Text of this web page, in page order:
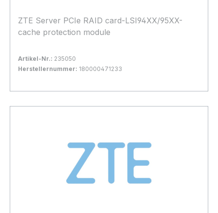
ZTE Server PCIe RAID card-LSI94XX/95XX-
cache protection module
Artikel-Nr.: 235050
Herstellernummer: 180000471233
In den Warenkorb